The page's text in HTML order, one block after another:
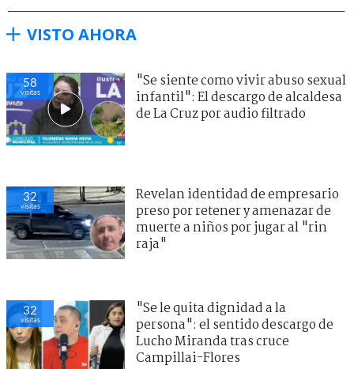
VISTO AHORA
58
visitas
"Se siente como vivir abuso sexual
infantil": El descargo de alcaldesa
de La Cruz por audio filtrado
32
visitas
Revelan identidad de empresario
preso por retener y amenazar de
muerte a niños por jugar al "rin
raja"
32
visitas
"Se le quita dignidad a la
persona": el sentido descargo de
Lucho Miranda tras cruce
Campillai-Flores